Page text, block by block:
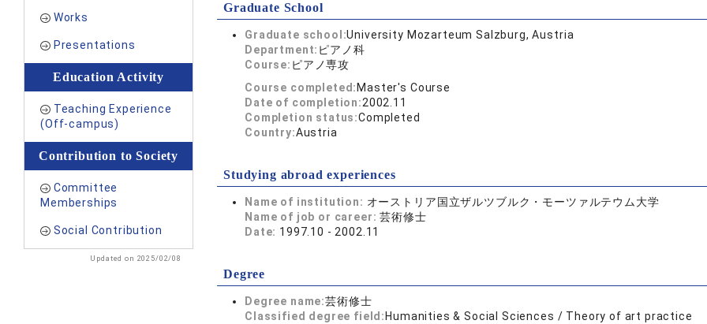
Works
Presentations
Education Activity
Teaching Experience
(Off-campus)
Contribution to Society
Committee
Memberships
Social Contribution
Updated on 2025/02/08
Graduate School
Graduate school:University Mozarteum Salzburg, Austria
Department: ピアノ科
Course: ピアノ専攻
Course completed: Master's Course
Date of completion:2002.11
Completion status:Completed
Country:Austria
Studying abroad experiences
Name of institution: オーストリア国立ザルツブルク・モーツァルテウム大学
Name of job or career:芸術修士
Date: 1997.10 - 2002.11
Degree
Degree name:芸術修士
Classified degree field: Humanities & Social Sciences / Theory of art practice